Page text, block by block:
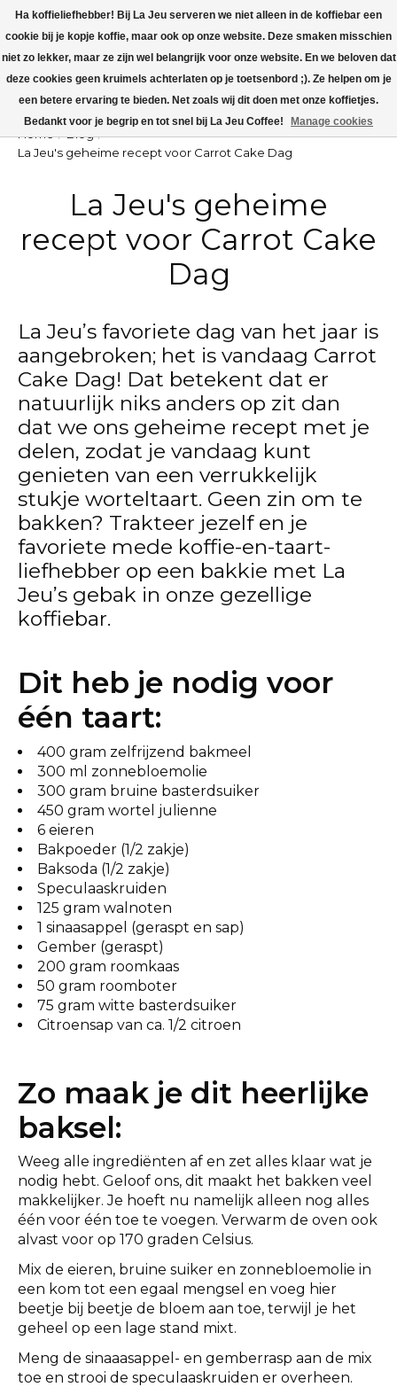
La Jeu is weer open!
Home / Blog /
La Jeu's geheime recept voor Carrot Cake Dag
La Jeu's geheime
recept voor Carrot Cake
Dag
La Jeu’s favoriete dag van het jaar is
aangebroken; het is vandaag Carrot
Cake Dag! Dat betekent dat er
natuurlijk niks anders op zit dan
dat we ons geheime recept met je
delen, zodat je vandaag kunt
genieten van een verrukkelijk
stukje worteltaart. Geen zin om te
bakken? Trakteer jezelf en je
favoriete mede koffie-en-taart-
liefhebber op een bakkie met La
Jeu’s gebak in onze gezellige
koffiebar.
Dit heb je nodig voor
één taart:
400 gram zelfrijzend bakmeel
300 ml zonnebloemolie
300 gram bruine basterdsuiker
450 gram wortel julienne
6 eieren
Bakpoeder (1/2 zakje)
Baksoda (1/2 zakje)
Speculaaskruiden
125 gram walnoten
1 sinaasappel (geraspt en sap)
Gember (geraspt)
200 gram roomkaas
50 gram roomboter
75 gram witte basterdsuiker
Citroensap van ca. 1/2 citroen
Zo maak je dit heerlijke
baksel:
Weeg alle ingrediënten af en zet alles klaar wat je
nodig hebt. Geloof ons, dit maakt het bakken veel
makkelijker. Je hoeft nu namelijk alleen nog alles
één voor één toe te voegen. Verwarm de oven ook
alvast voor op 170 graden Celsius.
Mix de eieren, bruine suiker en zonnebloemolie in
een kom tot een egaal mengsel en voeg hier
beetje bij beetje de bloem aan toe, terwijl je het
geheel op een lage stand mixt.
Meng de sinaaasappel- en gemberrasp aan de mix
toe en strooi de speculaaskruiden er overheen.
Ha koffieliefhebber! Bij La Jeu serveren we niet alleen in de koffiebar een
cookie bij je kopje koffie, maar ook op onze website. Deze smaken misschien
niet zo lekker, maar ze zijn wel belangrijk voor onze website. En we beloven dat
deze cookies geen kruimels achterlaten op je toetsenbord ;). Ze helpen om je
een betere ervaring te bieden. Net zoals wij dit doen met onze koffietjes.
Bedankt voor je begrip en tot snel bij La Jeu Coffee!
Manage cookies